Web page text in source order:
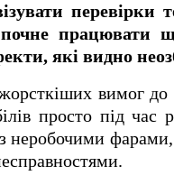
перевірки
почне
які видно
вимог до
просто під